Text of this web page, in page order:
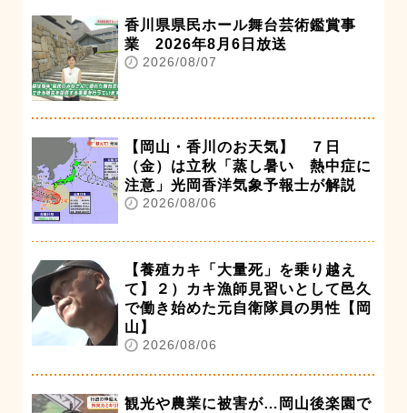
香川県県民ホール舞台芸術鑑賞事
業 2026年8月6日放送
2026/08/07
【岡山・香川のお天気】 ７日
（金）は立秋「蒸し暑い 熱中症に
注意」光岡香洋気象予報士が解説
2026/08/06
【養殖カキ「大量死」を乗り越え
て】２）カキ漁師見習いとして邑久
で働き始めた元自衛隊員の男性【岡
山】
2026/08/06
観光や農業に被害が…岡山後楽園で